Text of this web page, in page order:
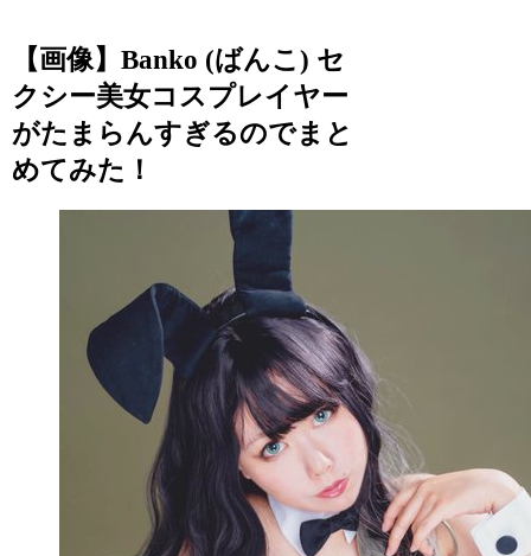
【画像】Banko (ばんこ) セ
クシー美女コスプレイヤー
がたまらんすぎるのでまと
めてみた！